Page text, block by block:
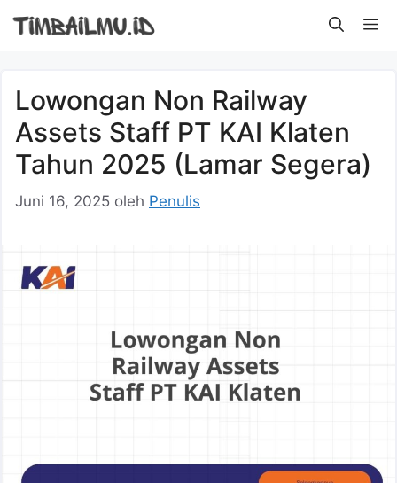
Lowongan Non Railway
Assets Staff PT KAI Klaten
Tahun 2025 (Lamar Segera)
Juni 16, 2025 oleh Penulis